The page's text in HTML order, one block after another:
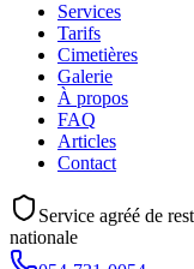
Services
Tarifs
Cimetières
Galerie
À propos
FAQ
Articles
Contact
Service agréé de
nationale